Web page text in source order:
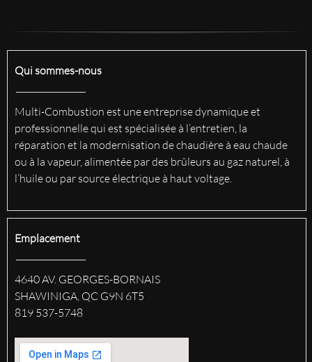
Qui sommes-nous
Multi-Combustion est une entreprise dynamique et
professionnelle qui est spécialisée à l’entretien, la
réparation et la modernisation de chaudière à eau chaude
ou à la vapeur, alimentée par des brûleurs au gaz naturel, à
l’huile ou par source électrique à haut voltage.
Emplacement
4640 AV. GEORGES-BORNAIS
SHAWINIGA, QC G9N 6T5
819 537-5748